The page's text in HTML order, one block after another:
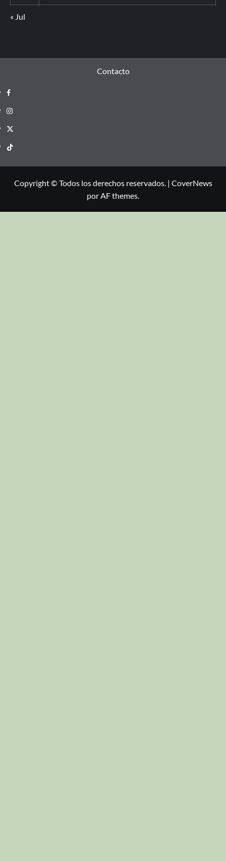
« Jul
Contacto
Copyright © Todos los derechos reservados. | CoverNews
por AF themes.